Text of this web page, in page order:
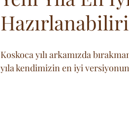
Koskoca yılı arkamızda
yıla kendimizin en iyi